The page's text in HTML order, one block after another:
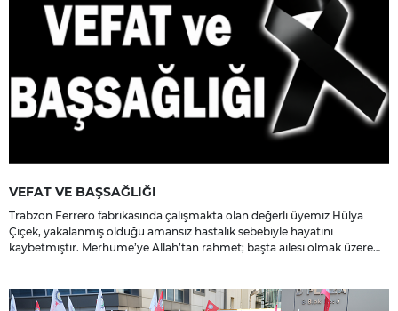
VEFAT VE BAŞSAĞLIĞI
Trabzon Ferrero fabrikasında çalışmakta olan değerli üyemiz Hülya
Çiçek, yakalanmış olduğu amansız hastalık sebebiyle hayatını
kaybetmiştir. Merhume’ye Allah’tan rahmet; başta ailesi olmak üzere